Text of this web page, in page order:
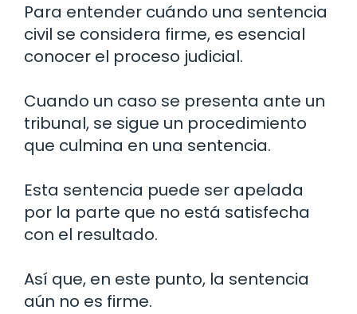
Para entender cuándo una sentencia
civil se considera firme, es esencial
conocer el proceso judicial.
Cuando un caso se presenta ante un
tribunal, se sigue un procedimiento
que culmina en una sentencia.
Esta sentencia puede ser apelada
por la parte que no está satisfecha
con el resultado.
Así que, en este punto, la sentencia
aún no es firme.